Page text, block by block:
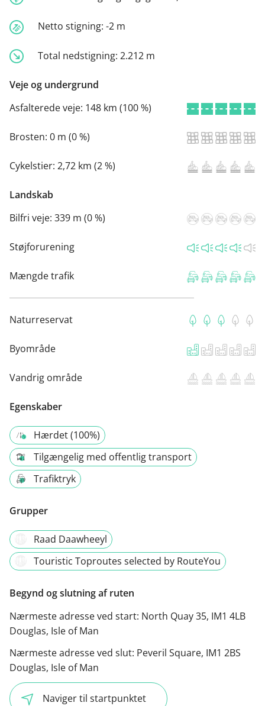
Netto stigning: -2 m
Total nedstigning: 2.212 m
Veje og undergrund
Asfalterede veje: 148 km (100 %)
Brosten: 0 m (0 %)
Cykelstier: 2,72 km (2 %)
Landskab
Bilfri veje: 339 m (0 %)
Støjforurening
Mængde trafik
Naturreservat
Byområde
Vandrig område
Egenskaber
Hærdet (100%)
Tilgængelig med offentlig transport
Trafiktryk
Grupper
Raad Daawheeyl
Touristic Toproutes selected by RouteYou
Begynd og slutning af ruten
Nærmeste adresse ved start: North Quay 35, IM1 4LB
Douglas, Isle of Man
Nærmeste adresse ved slut: Peveril Square, IM1 2BS
Douglas, Isle of Man
Naviger til startpunktet